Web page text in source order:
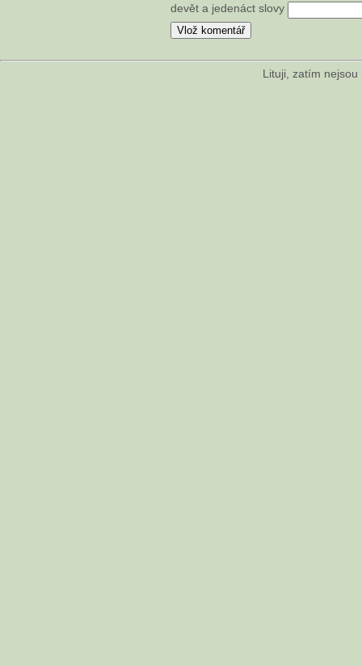
devět a jedenáct slovy
Lituji, zatím